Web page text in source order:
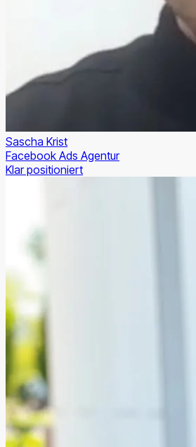
Sascha Krist
Facebook Ads Agentur
Klar positioniert